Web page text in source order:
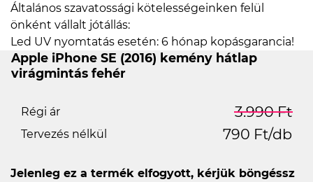
Általános szavatossági kötelességeinken felül
önként vállalt jótállás:
Led UV nyomtatás esetén: 6 hónap kopásgarancia!
Apple iPhone SE (2016) kemény hátlap
virágmintás fehér
Régi ár 3.990 Ft
Tervezés nélkül 790 Ft/db
Jelenleg ez a termék elfogyott, kérjük böngéssz